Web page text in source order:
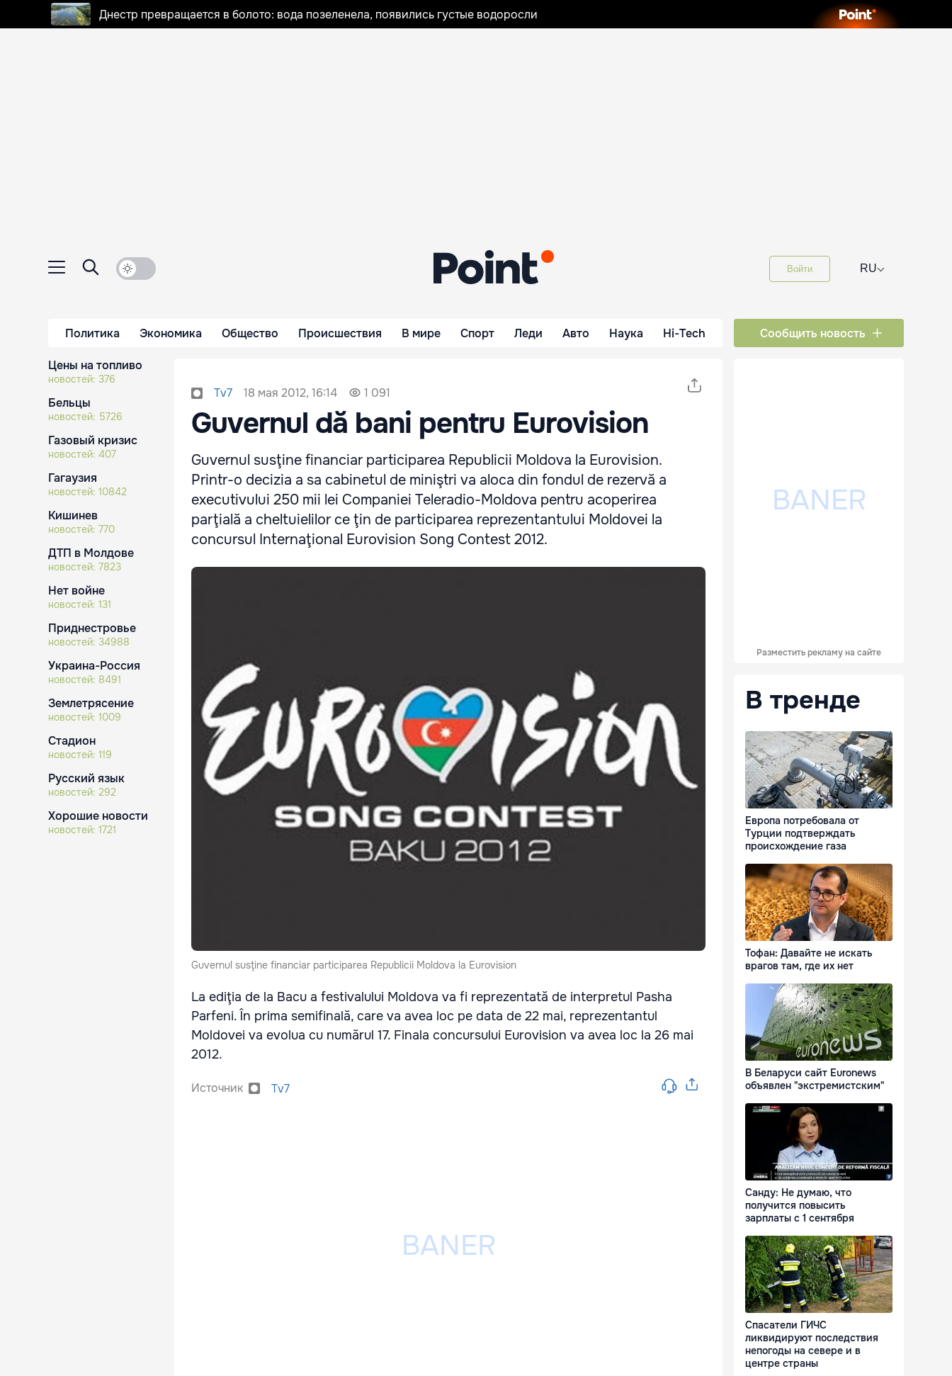
Днестр превращается в болото: вода позеленела, появились густые водоросли
Войти RU⌵
Политика Экономика Общество Происшествия В мире Спорт Леди Авто Наука Hi-Tech Сообщить новость
Цены на топливо
новостей: 376
Бельцы
новостей: 5726
Газовый кризис
новостей: 407
Гагаузия
новостей: 10842
Кишинев
новостей: 770
ДТП в Молдове
новостей: 7823
Нет войне
новостей: 131
Приднестровье
новостей: 34988
Украина-Россия
новостей: 8491
Землетрясение
новостей: 1009
Стадион
новостей: 119
Русский язык
новостей: 292
Хорошие новости
новостей: 1721
Tv7 18 мая 2012, 16:14 1 091
Guvernul dă bani pentru Eurovision
Guvernul susţine financiar participarea Republicii Moldova la Eurovision.
Printr-o decizia a sa cabinetul de miniştri va aloca din fondul de rezervă a
executivului 250 mii lei Companiei Teleradio-Moldova pentru acoperirea
parţială a cheltuielilor ce ţin de participarea reprezentantului Moldovei la
concursul Internaţional Eurovision Song Contest 2012.
Guvernul susţine financiar participarea Republicii Moldova la Eurovision
La ediţia de la Bacu a festivalului Moldova va fi reprezentată de interpretul Pasha
Parfeni. În prima semifinală, care va avea loc pe data de 22 mai, reprezentantul
Moldovei va evolua cu numărul 17. Finala concursului Eurovision va avea loc la 26 mai
2012.
Источник Tv7
Разместить рекламу на сайте
В тренде
Европа потребовала от
Турции подтверждать
происхождение газа
Тофан: Давайте не искать
врагов там, где их нет
В Беларуси сайт Euronews
объявлен "экстремистским"
Санду: Не думаю, что
получится повысить
зарплаты с 1 сентября
Спасатели ГИЧС
ликвидируют последствия
непогоды на севере и в
центре страны